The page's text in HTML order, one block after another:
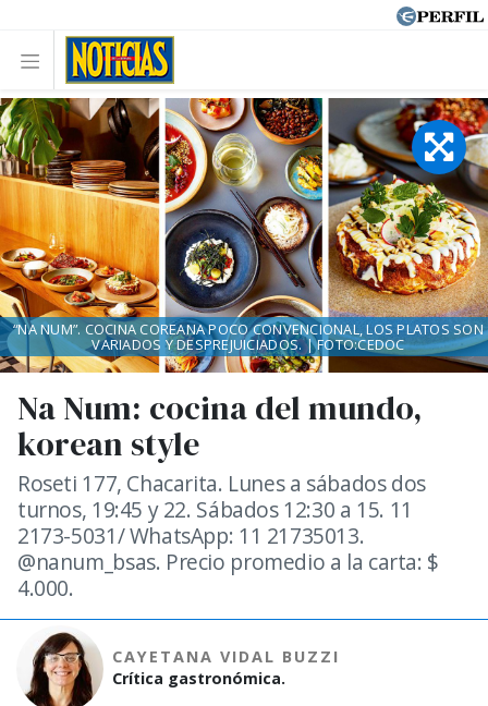
Na Num: cocina del mundo,
korean style
Roseti 177, Chacarita. Lunes a sábados dos
turnos, 19:45 y 22. Sábados 12:30 a 15. 11
2173-5031/ WhatsApp: 11 21735013.
@nanum_bsas. Precio promedio a la carta: $
4.000.
CAYETANA VIDAL BUZZI
Crítica gastronómica.
“NA NUM”. COCINA COREANA POCO CONVENCIONAL, LOS PLATOS SON
VARIADOS Y DESPREJUICIADOS. | FOTO:CEDOC